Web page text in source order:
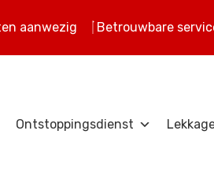
aanwezig Betrouwbare
Ontstoppingsdienst